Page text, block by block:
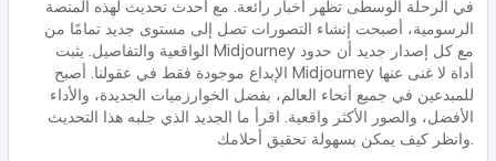
في الرحلة الوسطى تظهر أخبار رائعة. مع أحدث تحديث لهذه المنصة
الرسومية، أصبحت إنشاء التصورات تصل إلى مستوى جديد تمامًا من
الواقعية والتفاصيل. يثبت Midjourney مع كل إصدار جديد أن حدود
الإبداع موجودة فقط في عقولنا. أصبح Midjourney أداة لا غنى عنها
للمبدعين في جميع أنحاء العالم، بفضل الخوارزميات الجديدة، والأداء
الأفضل، والصور الأكثر واقعية. اقرأ ما الجديد الذي جلبه هذا التحديث
وانظر كيف يمكن بسهولة تحقيق أحلامك.